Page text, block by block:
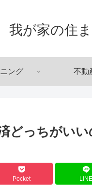
我が家の住
ング 不動
どっちがい
Pocket LINE